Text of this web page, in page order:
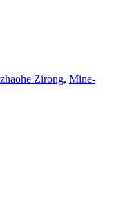
Zirong, Mine-